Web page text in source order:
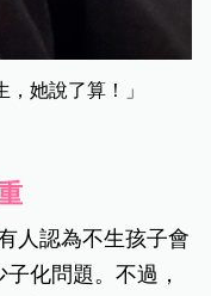
她說了算！」
人認為不生孩子會
化問題。不過，